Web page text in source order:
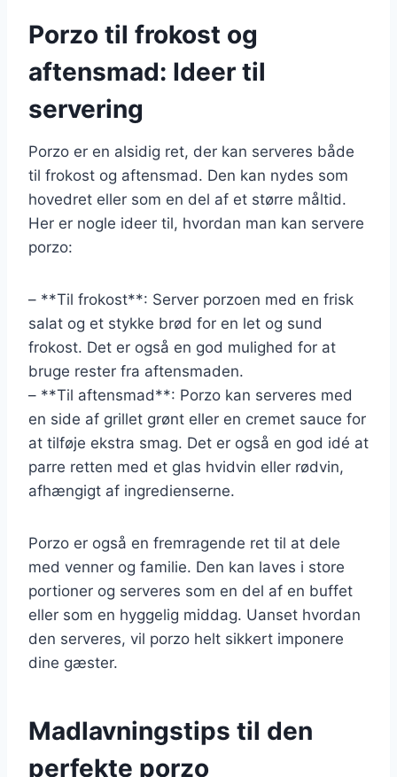
Porzo til frokost og
aftensmad: Ideer til
servering
Porzo er en alsidig ret, der kan serveres både
til frokost og aftensmad. Den kan nydes som
hovedret eller som en del af et større måltid.
Her er nogle ideer til, hvordan man kan servere
porzo:
– **Til frokost**: Server porzoen med en frisk
salat og et stykke brød for en let og sund
frokost. Det er også en god mulighed for at
bruge rester fra aftensmaden.
– **Til aftensmad**: Porzo kan serveres med
en side af grillet grønt eller en cremet sauce for
at tilføje ekstra smag. Det er også en god idé at
parre retten med et glas hvidvin eller rødvin,
afhængigt af ingredienserne.
Porzo er også en fremragende ret til at dele
med venner og familie. Den kan laves i store
portioner og serveres som en del af en buffet
eller som en hyggelig middag. Uanset hvordan
den serveres, vil porzo helt sikkert imponere
dine gæster.
Madlavningstips til den
perfekte porzo